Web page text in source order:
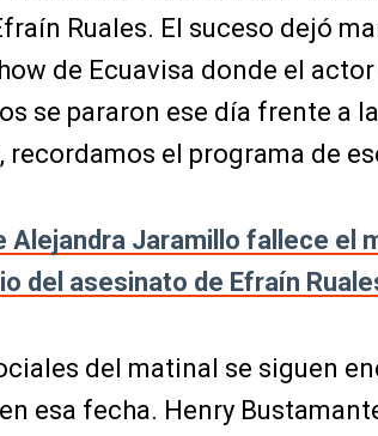
Ruales. El suceso dejó
de Ecuavisa donde el
se pararon ese día frente a
recordamos el programa de
Alejandra Jaramillo fallece el
del asesinato de Efraín
del matinal se siguen
esa fecha. Henry